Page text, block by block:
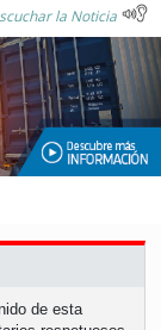
la Noticia
de esta